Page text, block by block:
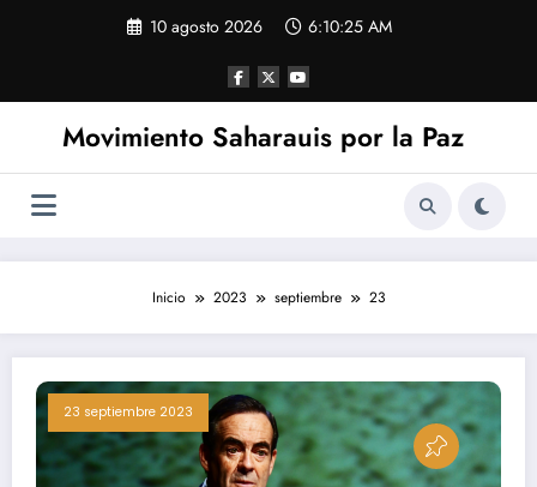
10 agosto 2026 6:10:26 AM
Movimiento Saharauis por la Paz
Inicio 2023 septiembre 23
23 septiembre 2023